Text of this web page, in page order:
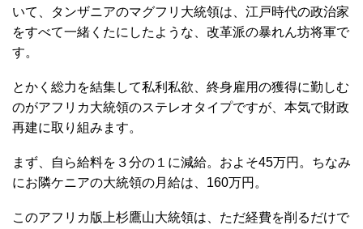
いて、タンザニアのマグフリ大統領は、江戸時代の政治家
をすべて一緒くたにしたような、改革派の暴れん坊将軍で
す。
とかく総力を結集して私利私欲、終身雇用の獲得に勤しむ
のがアフリカ大統領のステレオタイプですが、本気で財政
再建に取り組みます。
まず、自ら給料を３分の１に減給。およそ45万円。ちなみ
にお隣ケニアの大統領の月給は、160万円。
このアフリカ版上杉鷹山大統領は、ただ経費を削るだけで